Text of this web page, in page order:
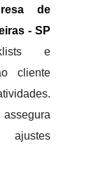
de
- SP
e
cliente
ajustes